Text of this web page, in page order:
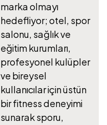
marka olmayı
hedefliyor; otel, spor
salonu, sağlık ve
eğitim kurumları,
profesyonel kulüpler
ve bireysel
kullanıcılar için üstün
bir fitness deneyimi
sunarak sporu,